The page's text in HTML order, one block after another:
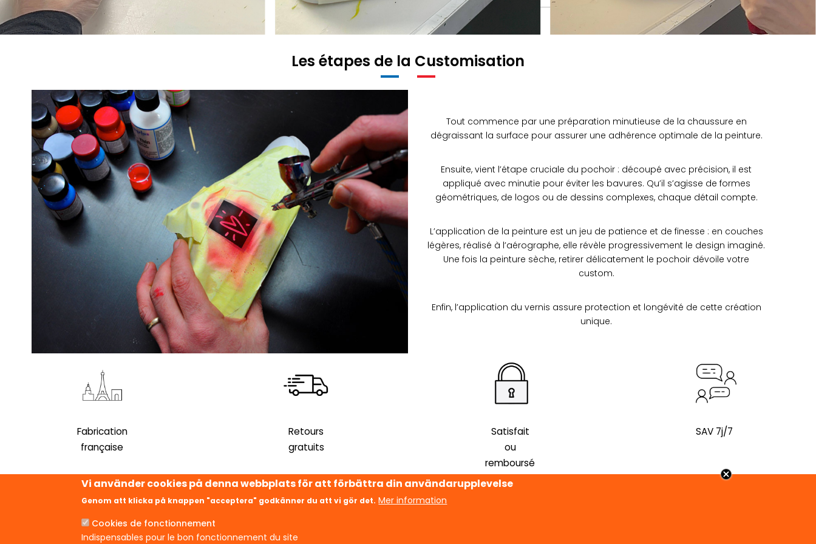
Les étapes de la Customisation
Tout commence par une préparation minutieuse de la chaussure en
dégraissant la surface pour assurer une adhérence optimale de la peinture.
Ensuite, vient l’étape cruciale du pochoir : découpé avec précision, il est
appliqué avec minutie pour éviter les bavures. Qu’il s’agisse de formes
géométriques, de logos ou de dessins complexes, chaque détail compte.
L’application de la peinture est un jeu de patience et de finesse : en couches
légères, réalisé à l’aérographe, elle révèle progressivement le design imaginé.
Une fois la peinture sèche, retirer délicatement le pochoir dévoile votre
custom.
Enfin, l’application du vernis assure protection et longévité de cette création
unique.
Fabrication
française
Retours
gratuits
Satisfait
ou
remboursé
SAV 7j/7
HANDLA OM
Vi använder cookies på denna webbplats för att förbättra din användarupplevelse
Genom att klicka på knappen "acceptera" godkänner du att vi gör det. Mer information
Cookies de fonctionnement
Indispensables pour le bon fonctionnement du site